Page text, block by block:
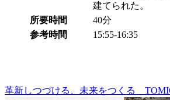
建てられた。
所要時間
40分
参考時間
15:55-16:35
革新しつづける、未来をつくる